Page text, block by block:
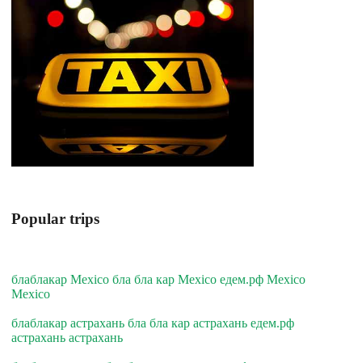
Popular trips
блаблакар Mexico бла бла кар Mexico едем.рф Mexico
Mexico
блаблакар астрахань бла бла кар астрахань едем.рф
астрахань астрахань